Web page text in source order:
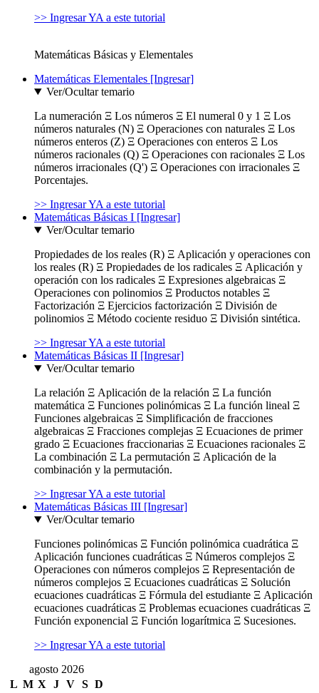
>> Ingresar YA a este tutorial
Matemáticas Básicas y Elementales
Matemáticas Elementales [Ingresar]
Ver/Ocultar temario
La numeración Ξ Los números Ξ El numeral 0 y 1 Ξ Los
números naturales (N) Ξ Operaciones con naturales Ξ Los
números enteros (Z) Ξ Operaciones con enteros Ξ Los
números racionales (Q) Ξ Operaciones con racionales Ξ Los
números irracionales (Q') Ξ Operaciones con irracionales Ξ
Porcentajes.
>> Ingresar YA a este tutorial
Matemáticas Básicas I [Ingresar]
Ver/Ocultar temario
Propiedades de los reales (R) Ξ Aplicación y operaciones con
los reales (R) Ξ Propiedades de los radicales Ξ Aplicación y
operación con los radicales Ξ Expresiones algebraicas Ξ
Operaciones con polinomios Ξ Productos notables Ξ
Factorización Ξ Ejercicios factorización Ξ División de
polinomios Ξ Método cociente residuo Ξ División sintética.
>> Ingresar YA a este tutorial
Matemáticas Básicas II [Ingresar]
Ver/Ocultar temario
La relación Ξ Aplicación de la relación Ξ La función
matemática Ξ Funciones polinómicas Ξ La función lineal Ξ
Funciones algebraicas Ξ Simplificación de fracciones
algebraicas Ξ Fracciones complejas Ξ Ecuaciones de primer
grado Ξ Ecuaciones fraccionarias Ξ Ecuaciones racionales Ξ
La combinación Ξ La permutación Ξ Aplicación de la
combinación y la permutación.
>> Ingresar YA a este tutorial
Matemáticas Básicas III [Ingresar]
Ver/Ocultar temario
Funciones polinómicas Ξ Función polinómica cuadrática Ξ
Aplicación funciones cuadráticas Ξ Números complejos Ξ
Operaciones con números complejos Ξ Representación de
números complejos Ξ Ecuaciones cuadráticas Ξ Solución
ecuaciones cuadráticas Ξ Fórmula del estudiante Ξ Aplicación
ecuaciones cuadráticas Ξ Problemas ecuaciones cuadráticas Ξ
Función exponencial Ξ Función logarítmica Ξ Sucesiones.
>> Ingresar YA a este tutorial
agosto 2026
L M X J V S D